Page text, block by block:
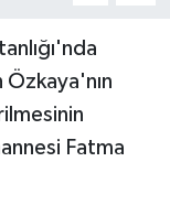
Fatma